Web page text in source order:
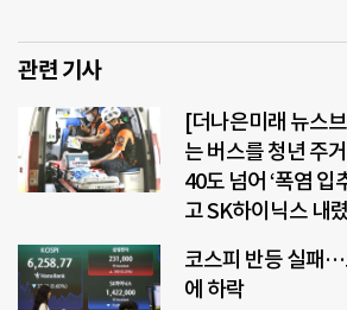
관련 기사
[더나은미래 뉴스
는 버스를 청년 주
40도 넘어 ‘폭염
고 SK하이닉스 내
코스피 반등 실패
에 하락